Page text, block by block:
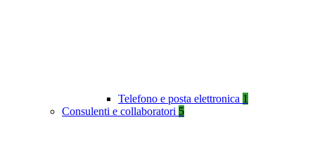
Telefono e posta elettronica 1
Consulenti e collaboratori 5